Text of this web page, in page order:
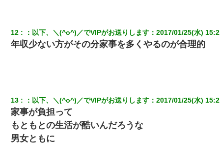
上司「何なの、この書類！！」私「あの‥」上司「今は私が話し
てるの！」私「ですから」上司「黙って聞きなさい！」私「それ
とっさに女児を捕まえたら変質者扱いされた。母親「あっち行っ
てよ！気持ち悪い！（ｼｯｼｯ」→ 後日、俺を見つけた母親がすっ飛
んできて・・・
12 ： 以下、＼(^o^)／でVIPがお送りします ：2017/01/25(水)
年収少ない方がその分家事を多くやるのが合理的
13 ： 以下、＼(^o^)／でVIPがお送りします ：2017/01/25(水)
家事が負担って
もともとの生活が酷いんだろうな
男女ともに